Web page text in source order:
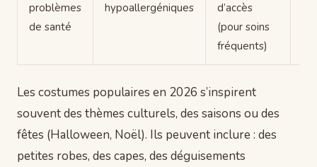
problèmes
de santé
hypoallergéniques
d’accès
(pour soins
fréquents)
Les costumes populaires en 2026 s’inspirent
souvent des thèmes culturels, des saisons ou des
fêtes (Halloween, Noël). Ils peuvent inclure : des
petites robes, des capes, des déguisements